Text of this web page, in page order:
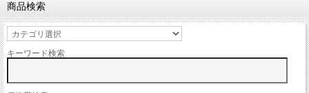
商品検索
キーワード検索